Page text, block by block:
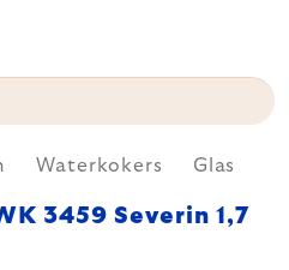
Waterkokers Glas
3459 Severin 1,7